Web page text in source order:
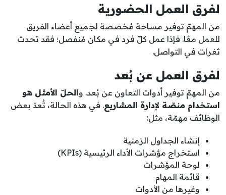
لفرق العمل الحضورية
من المهمّ توفير مساحة مُخصصة لجميع أعضاء الفريق
للعمل معًا. فإذا عمل كلّ فرد في مكان مُنفصل؛ فقد تحدث
ثغرات في التواصل.
لفرق العمل عن بُعد
من المهمّ توفير أدوات التعاون عن بُعد. والحلّ الأمثل هو
استخدام منصّة لإدارة المشاريع. في هذه الحالة، تُعدّ بعض
الوظائف مهمّة، مثل:
إنشاء الجداول الزمنية
استخراج مؤشرات الأداء الرئيسية (KPIs)
لوحة المؤشرات
قائمة المهام
وغيرها من الأدوات